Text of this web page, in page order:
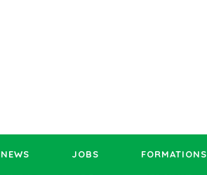
NEWS JOBS FORMATIONS